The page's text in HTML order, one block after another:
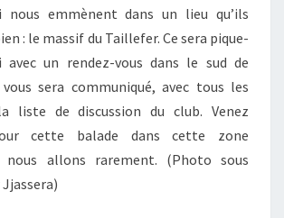
nous emmènent dans un lieu qu’ils
: le massif du Taillefer. Ce sera pique-
un rendez-vous dans le sud de
sera communiqué, avec tous les
liste de discussion du club. Venez
cette balade dans cette zone
nous allons rarement. (Photo sous
Jjassera)